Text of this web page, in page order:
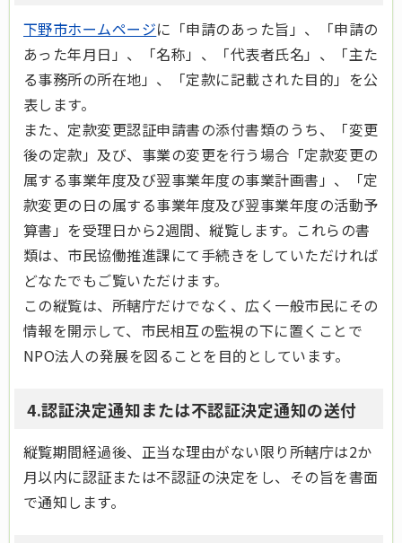
下野市ホームページに「申請のあった旨」、「申請の
あった年月日」、「名称」、「代表者氏名」、「主た
る事務所の所在地」、「定款に記載された目的」を公
表します。
また、定款変更認証申請書の添付書類のうち、「変更
後の定款」及び、事業の変更を行う場合「定款変更の
属する事業年度及び翌事業年度の事業計画書」、「定
款変更の日の属する事業年度及び翌事業年度の活動予
算書」を受理日から2週間、縦覧します。これらの書
類は、市民協働推進課にて手続きをしていただければ
どなたでもご覧いただけます。
この縦覧は、所轄庁だけでなく、広く一般市民にその
情報を開示して、市民相互の監視の下に置くことで
NPO法人の発展を図ることを目的としています。
4.認証決定通知または不認証決定通知の送付
縦覧期間経過後、正当な理由がない限り所轄庁は2か
月以内に認証または不認証の決定をし、その旨を書面
で通知します。